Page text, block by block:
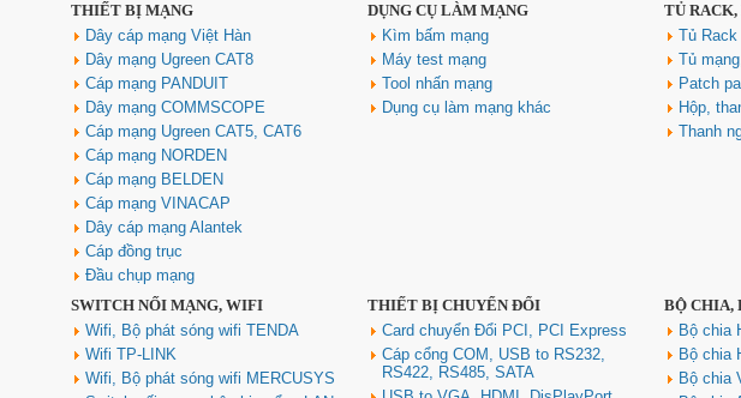
THIẾT BỊ MẠNG
Dây cáp mạng Việt Hàn
Dây mạng Ugreen CAT8
Cáp mạng PANDUIT
Dây mạng COMMSCOPE
Cáp mạng Ugreen CAT5, CAT6
Cáp mạng NORDEN
Cáp mạng BELDEN
Cáp mạng VINACAP
Dây cáp mạng Alantek
Cáp đồng trục
Đầu chụp mạng
DỤNG CỤ LÀM MẠNG
Kìm bấm mạng
Máy test mạng
Tool nhấn mạng
Dụng cụ làm mạng khác
TỦ RACK,
Tủ Rack
Tủ
Patch
Hộp,
Thanh
SWITCH NỐI MẠNG, WIFI
Wifi, Bộ phát sóng wifi TENDA
Wifi TP-LINK
Wifi, Bộ phát sóng wifi MERCUSYS
THIẾT BỊ CHUYỂN ĐỔI
Card chuyển Đổi PCI, PCI Express
Cáp cổng COM, USB to RS232,
RS422, RS485, SATA
BỘ CHIA,
Bộ chia
Bộ chia
Bộ chia